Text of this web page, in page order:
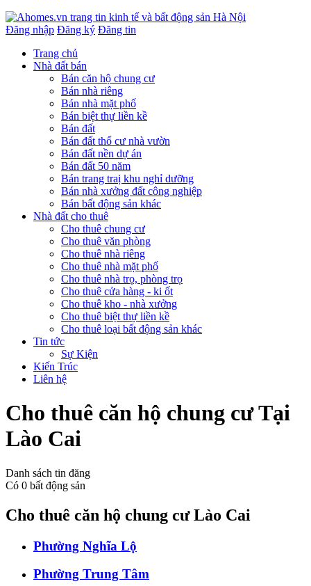
Đăng nhập Đăng ký Đăng tin
Trang chủ
Nhà đất bán
Bán căn hộ chung cư
Bán nhà riêng
Bán nhà mặt phố
Bán biệt thự liền kề
Bán đất
Bán đất thổ cư nhà vườn
Bán đất nền dự án
Bán đất 50 năm
Bán trang traị khu nghỉ dưỡng
Bán nhà xưởng đất công nghiệp
Bán bất động sản khác
Nhà đất cho thuê
Cho thuê chung cư
Cho thuê văn phòng
Cho thuê nhà riêng
Cho thuê nhà mặt phố
Cho thuê nhà trọ, phòng trọ
Cho thuê cửa hàng - ki ốt
Cho thuê kho - nhà xưởng
Cho thuê biệt thự liền kề
Cho thuê loại bất động sản khác
Tin tức
Sự Kiện
Kiến Trúc
Liên hệ
Cho thuê căn hộ chung cư Tại
Lào Cai
Danh sách tin đăng
Có 0 bất động sản
Cho thuê căn hộ chung cư Lào Cai
Phường Nghĩa Lộ
Phường Trung Tâm